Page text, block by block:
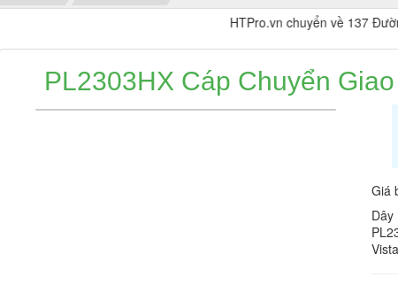
HTPro.vn chuyển về 137 Đường
PL2303HX Cáp Chuyển
Giá